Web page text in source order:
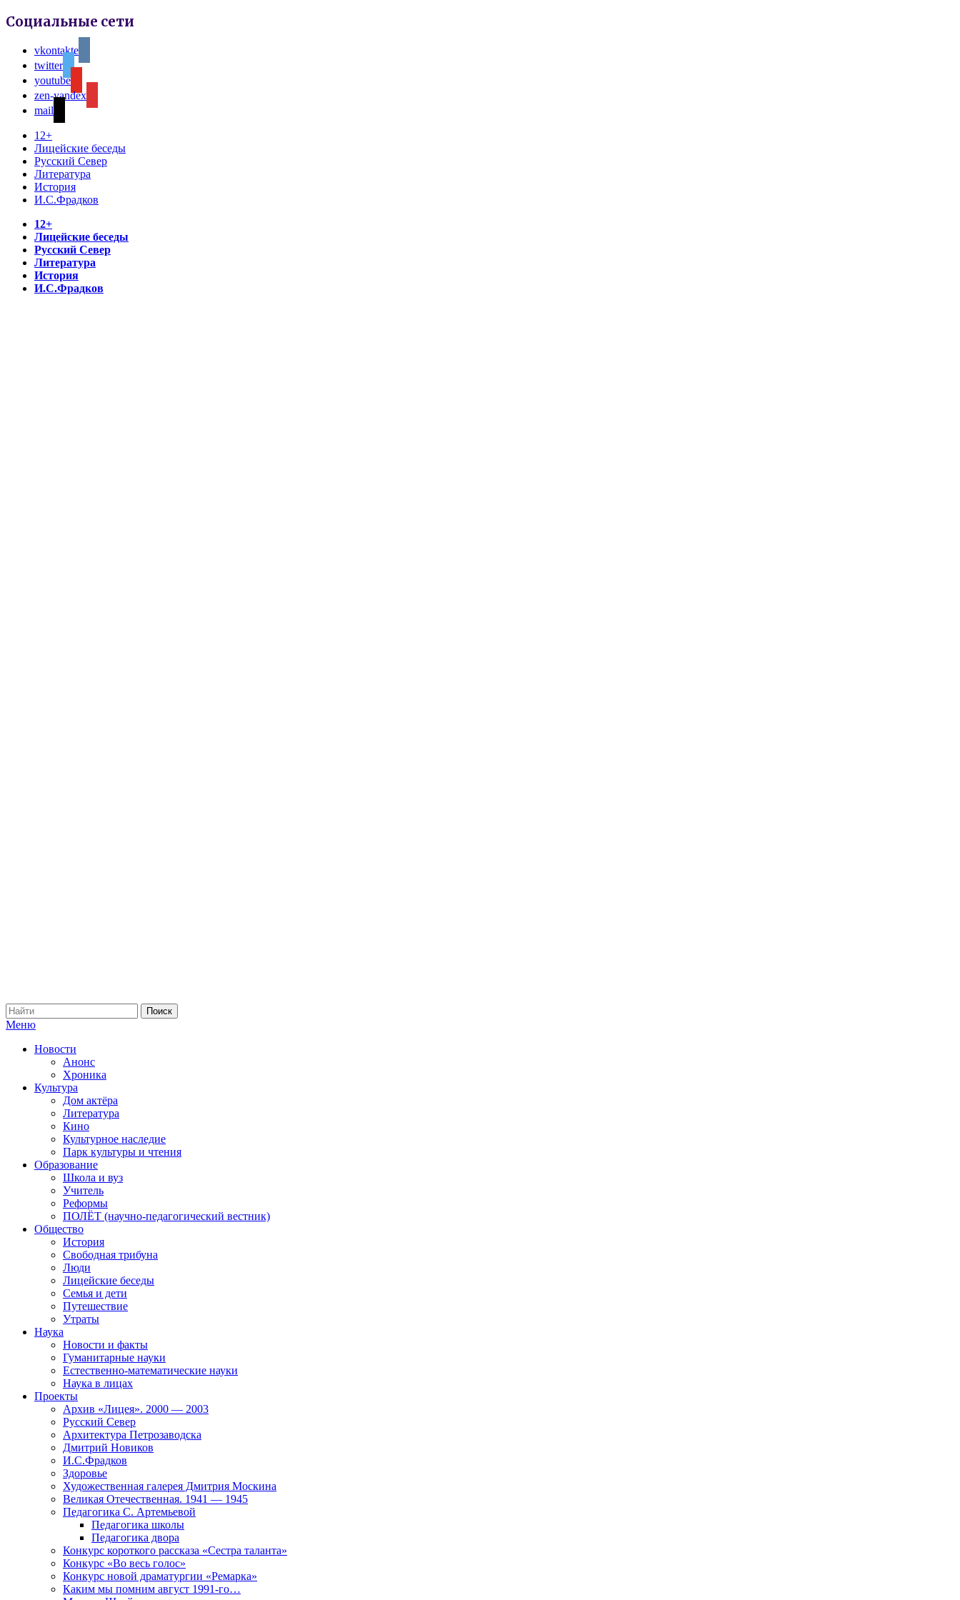
Социальные сети
vkontakte
twitter
youtube
zen-yandex
mail
12+
Лицейские беседы
Русский Север
Литература
История
И.С.Фрадков
12+
Лицейские беседы
Русский Север
Литература
История
И.С.Фрадков
Меню
Новости
Анонс
Хроника
Культура
Дом актёра
Литература
Кино
Культурное наследие
Парк культуры и чтения
Образование
Школа и вуз
Учитель
Реформы
ПОЛЁТ (научно-педагогический вестник)
Общество
История
Свободная трибуна
Люди
Лицейские беседы
Семья и дети
Путешествие
Утраты
Наука
Новости и факты
Гуманитарные науки
Естественно-математические науки
Наука в лицах
Проекты
Архив «Лицея». 2000 — 2003
Русский Север
Архитектура Петрозаводска
Дмитрий Новиков
И.С.Фрадков
Здоровье
Художественная галерея Дмитрия Москина
Великая Отечественная. 1941 — 1945
Педагогика С. Артемьевой
Педагогика школы
Педагогика двора
Конкурс короткого рассказа «Сестра таланта»
Конкурс «Во весь голос»
Конкурс новой драматургии «Ремарка»
Каким мы помним август 1991-го…